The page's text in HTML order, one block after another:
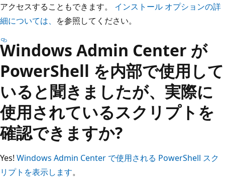
アクセスすることもできます。 インストール オプションの詳
細については、 を参照してください。
Windows Admin Center が
PowerShell を内部で使用して
いると聞きましたが、実際に
使用されているスクリプトを
確認できますか?
Yes! Windows Admin Center で使用される PowerShell スク
リプトを表示します。